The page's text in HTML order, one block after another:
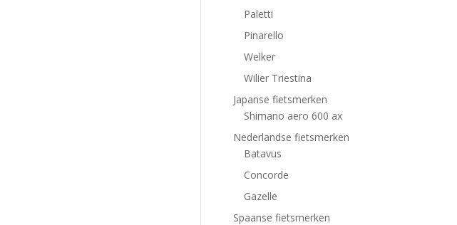
Paletti
Pinarello
Welker
Wilier Triestina
Japanse fietsmerken
Shimano aero 600 ax
Nederlandse fietsmerken
Batavus
Concorde
Gazelle
Spaanse fietsmerken